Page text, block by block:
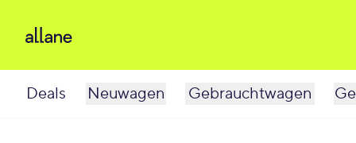
Deals Neuwagen Gebrauchtwagen